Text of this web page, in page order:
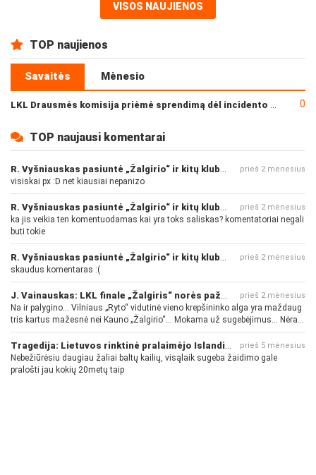
VISOS NAUJIENOS
TOP naujienos
Savaitės Mėnesio
LKL Drausmės komisija priėmė sprendimą dėl incidento po „Neptūno“ ir „Juventus“ rungtynių 0
TOP naujausi komentarai
R. Vyšniauskas pasiuntė „Žalgirio“ ir kitų klubų fanus prieš 2 mėnesius
visiskai px :D net kiausiai nepanizo
R. Vyšniauskas pasiuntė „Žalgirio“ ir kitų klubų fanus prieš 2 mėnesius
ka jis veikia ten komentuodamas kai yra toks saliskas? komentatoriai negali
buti tokie
R. Vyšniauskas pasiuntė „Žalgirio“ ir kitų klubų fanus prieš 2 mėnesius
skaudus komentaras :(
J. Vainauskas: LKL finale „Žalgiris“ norės pažeminti „Rytą“ prieš 2 mėnesius
Na ir palygino... Vilniaus „Ryto“ vidutinė vieno krepšininko alga yra maždaug
tris kartus mažesnė nei Kauno „Žalgirio“... Mokama už sugebėjimus... Nėra
pinigų - nėra gerų žaidėjų...
Tragedija: Lietuvos rinktinė pralaimėjo Islandijai prieš 5 mėnesius
Nebežiūrėsiu daugiau žaliai baltų kailių, visąlaik sugeba žaidimo gale
pralošti jau kokių 20metų taip